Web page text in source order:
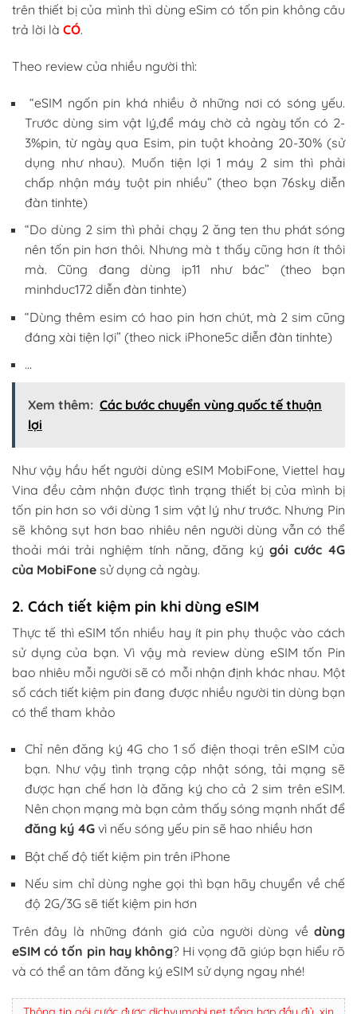
trên thiết bị của mình thì dùng eSim có tốn pin không câu
trả lời là CÓ.
Theo review của nhiều người thì:
“eSIM ngốn pin khá nhiều ở những nơi có sóng yếu.
Trước dùng sim vật lý,để máy chờ cả ngày tốn có 2-
3%pin, từ ngày qua Esim, pin tuột khoảng 20-30% (sử
dụng như nhau). Muốn tiện lợi 1 máy 2 sim thì phải
chấp nhận máy tuột pin nhiều” (theo bạn 76sky diễn
đàn tinhte)
“Do dùng 2 sim thì phải chạy 2 ăng ten thu phát sóng
nên tốn pin hơn thôi. Nhưng mà t thấy cũng hơn ít thôi
mà. Cũng đang dùng ip11 như bác” (theo bạn
minhduc172 diễn đàn tinhte)
“Dùng thêm esim có hao pin hơn chút, mà 2 sim cũng
đáng xài tiện lợi” (theo nick iPhone5c diễn đàn tinhte)
…
Xem thêm: Các bước chuyển vùng quốc tế thuận
lợi
Như vậy hầu hết người dùng eSIM MobiFone, Viettel hay
Vina đều cảm nhận được tình trạng thiết bị của mình bị
tốn pin hơn so với dùng 1 sim vật lý như trước. Nhưng Pin
sẽ không sụt hơn bao nhiêu nên người dùng vẫn có thể
thoải mái trải nghiệm tính năng, đăng kýgói cước 4G
của MobiFone sử dụng cả ngày.
2. Cách tiết kiệm pin khi dùng eSIM
Thực tế thì eSIM tốn nhiều hay ít pin phụ thuộc vào cách
sử dụng của bạn. Vì vậy mà review dùng eSIM tốn Pin
bao nhiêu mỗi người sẽ có mỗi nhận định khác nhau. Một
số cách tiết kiệm pin đang được nhiều người tin dùng bạn
có thể tham khảo
Chỉ nên đăng ký 4G cho 1 số điện thoại trên eSIM của
bạn. Như vậy tình trạng cập nhật sóng, tải mạng sẽ
được hạn chế hơn là đăng ký cho cả 2 sim trên eSIM.
Nên chọn mạng mà bạn cảm thấy sóng mạnh nhất để
đăng ký 4G vì nếu sóng yếu pin sẽ hao nhiều hơn
Bật chế độ tiết kiệm pin trên iPhone
Nếu sim chỉ dùng nghe gọi thì bạn hãy chuyển về chế
độ 2G/3G sẽ tiết kiệm pin hơn
Trên đây là những đánh giá của người dùng về dùng
eSIM có tốn pin hay không? Hi vọng đã giúp bạn hiểu rõ
và có thể an tâm đăng ký eSIM sử dụng ngay nhé!